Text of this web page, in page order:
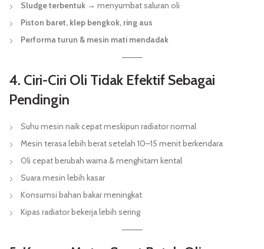
Sludge terbentuk → menyumbat saluran oli
Piston baret, klep bengkok, ring aus
Performa turun & mesin mati mendadak
4. Ciri-Ciri Oli Tidak Efektif Sebagai
Pendingin
Suhu mesin naik cepat meskipun radiator normal
Mesin terasa lebih berat setelah 10–15 menit berkendara
Oli cepat berubah warna & menghitam kental
Suara mesin lebih kasar
Konsumsi bahan bakar meningkat
Kipas radiator bekerja lebih sering